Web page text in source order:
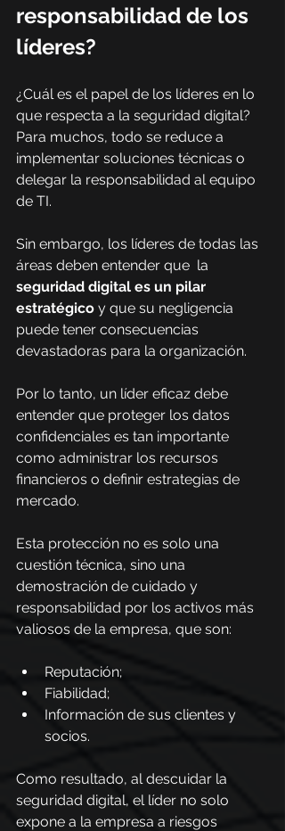
responsabilidad de los
líderes?
¿Cuál es el papel de los líderes en lo
que respecta a la seguridad digital?
Para muchos, todo se reduce a
implementar soluciones técnicas o
delegar la responsabilidad al equipo
de TI.
Sin embargo, los líderes de todas las
áreas deben entender que  la
seguridad digital es un pilar
estratégico y que su negligencia
puede tener consecuencias
devastadoras para la organización.
Por lo tanto, un líder eficaz debe
entender que proteger los datos
confidenciales es tan importante
como administrar los recursos
financieros o definir estrategias de
mercado.
Esta protección no es solo una
cuestión técnica, sino una
demostración de cuidado y
responsabilidad por los activos más
valiosos de la empresa, que son:
Reputación;
Fiabilidad;
Información de sus clientes y
socios.
Como resultado, al descuidar la
seguridad digital, el líder no solo
expone a la empresa a riesgos